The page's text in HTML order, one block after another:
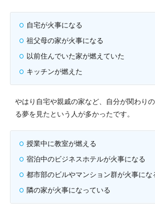
自宅が火事になる
祖父母の家が火事になる
以前住んでいた家が燃えていた
キッチンが燃えた
やはり自宅や親戚の家など、自分が関わり
る夢を見たという人が多かったです。
授業中に教室が燃える
宿泊中のビジネスホテルが火事になる
都市部のビルやマンション群が火事にな
隣の家が火事になっている